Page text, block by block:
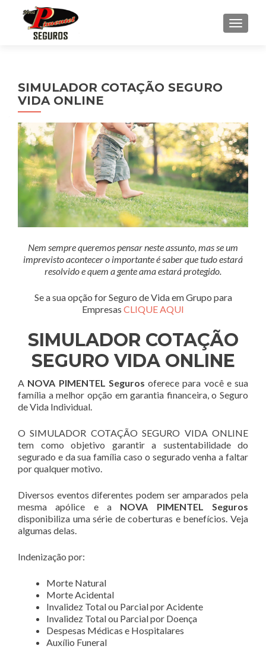
SIMULADOR COTAÇÃO SEGURO
VIDA ONLINE
Nem sempre queremos pensar neste assunto, mas se um
imprevisto acontecer o importante é saber que tudo estará
resolvido e quem a gente ama estará protegido.
Se a sua opção for Seguro de Vida em Grupo para
Empresas CLIQUE AQUI
SIMULADOR COTAÇÃO
SEGURO VIDA ONLINE
A NOVA PIMENTEL Seguros oferece para você e sua
família a melhor opção em garantia financeira, o Seguro
de Vida Individual.
O SIMULADOR COTAÇÃO SEGURO VIDA ONLINE
tem como objetivo garantir a sustentabilidade do
segurado e da sua família caso o segurado venha a faltar
por qualquer motivo.
Diversos eventos diferentes podem ser amparados pela
mesma apólice e a NOVA PIMENTEL Seguros
disponibiliza uma série de coberturas e benefícios. Veja
algumas delas.
Indenização por:
Morte Natural
Morte Acidental
Invalidez Total ou Parcial por Acidente
Invalidez Total ou Parcial por Doença
Despesas Médicas e Hospitalares
Auxílio Funeral